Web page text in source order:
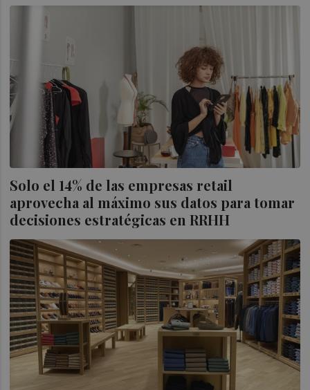
Solo el 14% de las empresas retail
aprovecha al máximo sus datos para tomar
decisiones estratégicas en RRHH